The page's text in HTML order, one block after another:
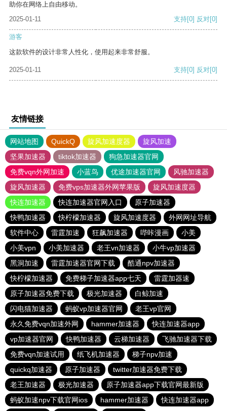
助你在网络上自由移动。
2025-01-11
支持[0] 反对[0]
游客
这款软件的设计非常人性化，使用起来非常舒服。
2025-01-11 支持[0] 反对[0]
友情链接
网站地图 QuickQ 旋风加速度器
旋风加速
坚果加速器
tiktok加速器
狗急加速器官网
免费vqn外网加速
小蓝鸟 优途加速器官网
风驰加速器
旋风加速器
免费vps加速器外网苹果版
旋风加速度器
快连加速器
快连加速器官网入口
原子加速器
快鸭加速器
快柠檬加速器 旋风加速度器
外网网址导航
软件中心
雷霆加速 狂飙加速器 哔咔漫画
小美
小美vpn
小美加速器 老王vn加速器
小牛vp加速器
黑洞加速
雷霆加速器官网下载
酷通npv加速器
快柠檬加速器
免费梯子加速器app七天
雷霆加器速
原子加速器免费下载
极光加速器
白鲸加速
闪电猫加速器
蚂蚁vp加速器官网
老王vp官网
永久免费vqn加速外网
hammer加速器
快连加速器app
vp加速器官网
快鸭加速器 云梯加速器
飞驰加速器下载
免费vqn加速试用
纸飞机加速器
梯子npv加速
quickq加速器
原子加速器
twitter加速器免费下载
老王加速器
极光加速器
原子加速器app下载官网最新版
蚂蚁加速npv下载官网ios
hammer加速器 快连加速器app